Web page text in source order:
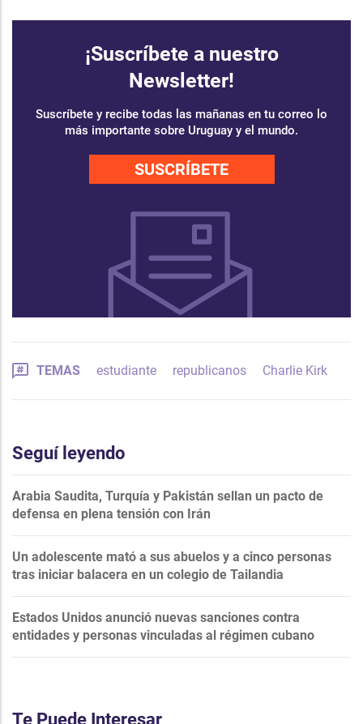
¡Suscríbete a nuestro
Newsletter!
Suscríbete y recibe todas las mañanas en tu correo lo
más importante sobre Uruguay y el mundo.
SUSCRÍBETE
TEMAS estudiante republicanos Charlie Kirk
Seguí leyendo
Arabia Saudita, Turquía y Pakistán sellan un pacto de
defensa en plena tensión con Irán
Un adolescente mató a sus abuelos y a cinco personas
tras iniciar balacera en un colegio de Tailandia
Estados Unidos anunció nuevas sanciones contra
entidades y personas vinculadas al régimen cubano
Te Puede Interesar